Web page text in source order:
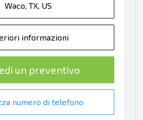
Waco, TX, US
informazioni
un preventivo
numero di telefono